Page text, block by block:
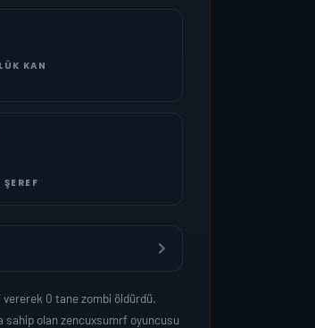
KAN
ŞEREF
0 tane zombi öldürdü.
sahip olan zencuxsumrf oyuncusu